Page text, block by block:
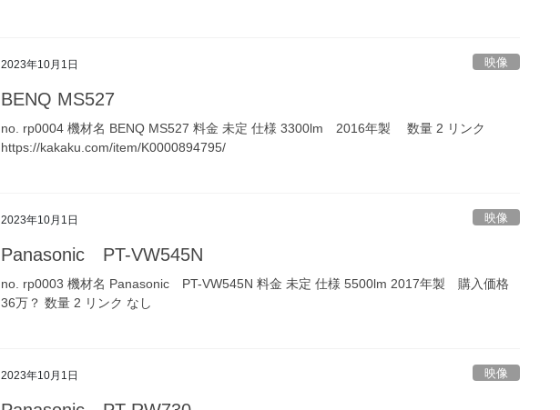
2023年10月1日 映像
BENQ MS527
no. rp0004 機材名 BENQ MS527 料金 未定 仕様 3300lm 2016年製 数量 2 リンク
https://kakaku.com/item/K0000894795/
2023年10月1日 映像
Panasonic PT-VW545N
no. rp0003 機材名 Panasonic PT-VW545N 料金 未定 仕様 5500lm 2017年製 購入価格
36万？ 数量 2 リンク なし
2023年10月1日 映像